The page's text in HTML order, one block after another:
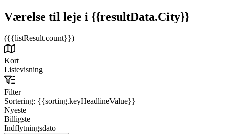
Værelse til leje i {{resultData.City}}
({{listResult.count}})
Kort
Listevisning
Filter
Sortering: {{sorting.keyHeadlineValue}}
Nyeste
Billigste
Indflytningsdato